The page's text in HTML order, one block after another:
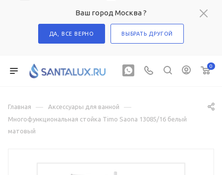
Ваш город Москва ?
ДА, ВСЕ ВЕРНО ВЫБРАТЬ ДРУГОЙ
0
Главная — Аксессуары для ванной —
Многофункциональная стойка Timo Saona 13085/16 белый
матовый